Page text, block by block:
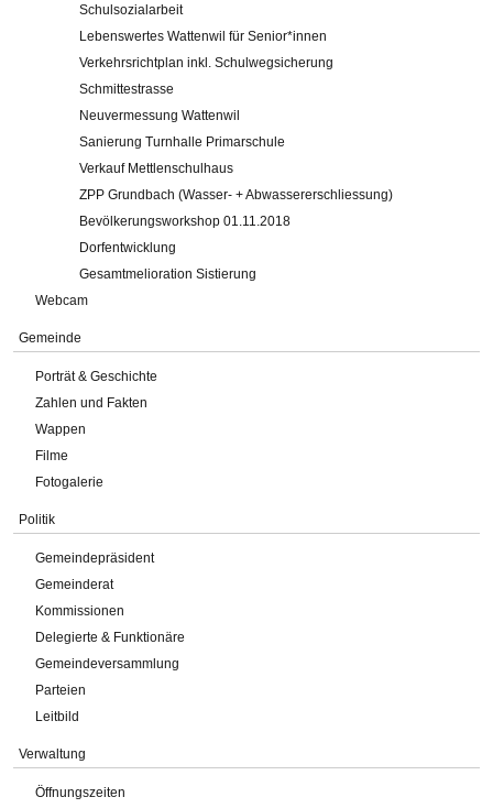
Impressum
Schulsozialarbeit
Lebenswertes Wattenwil für Senior*innen
Verkehrsrichtplan inkl. Schulwegsicherung
Schmittestrasse
Neuvermessung Wattenwil
Sanierung Turnhalle Primarschule
Verkauf Mettlenschulhaus
ZPP Grundbach (Wasser- + Abwassererschliessung)
Bevölkerungsworkshop 01.11.2018
Dorfentwicklung
Gesamtmelioration Sistierung
Webcam
Gemeinde
Porträt & Geschichte
Zahlen und Fakten
Wappen
Filme
Fotogalerie
Politik
Gemeindepräsident
Gemeinderat
Kommissionen
Delegierte & Funktionäre
Gemeindeversammlung
Parteien
Leitbild
Verwaltung
Öffnungszeiten